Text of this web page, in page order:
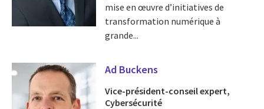
mise en œuvre d’initiatives de
transformation numérique à
grande...
Ad Buckens
Vice-président-conseil expert,
Cybersécurité